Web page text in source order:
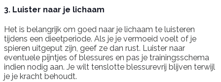
3. Luister naar je lichaam
Het is belangrijk om goed naar je lichaam te luisteren
tijdens een dieetperiode. Als je je vermoeid voelt of je
spieren uitgeput zijn, geef ze dan rust. Luister naar
eventuele pijntjes of blessures en pas je trainingsschema
indien nodig aan. Je wilt tenslotte blessurevrij blijven terwijl
je je kracht behoudt.